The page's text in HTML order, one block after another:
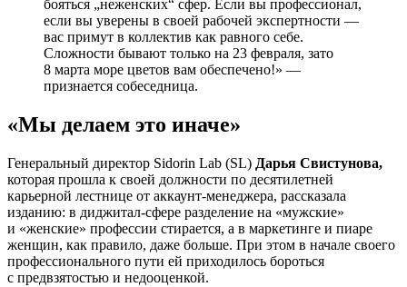
бояться „неженских“ сфер. Если вы профессионал,
если вы уверены в своей рабочей экспертности —
вас примут в коллектив как равного себе.
Сложности бывают только на 23 февраля, зато
8 марта море цветов вам обеспечено!» —
признается собеседница.
«Мы делаем это иначе»
Генеральный директор Sidorin Lab (SL) Дарья Свистунова,
которая прошла к своей должности по десятилетней
карьерной лестнице от аккаунт-менеджера, рассказала
изданию: в диджитал-сфере разделение на «мужские»
и «женские» профессии стирается, а в маркетинге и пиаре
женщин, как правило, даже больше. При этом в начале своего
профессионального пути ей приходилось бороться
с предвзятостью и недооценкой.